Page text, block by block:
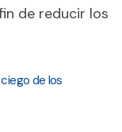
de reducir los
de los